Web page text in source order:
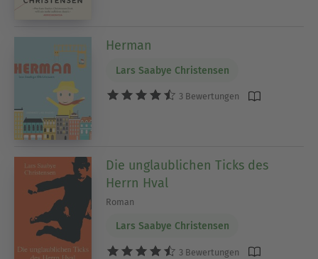
Herman
Lars Saabye Christensen
3 Bewertungen
Die unglaublichen Ticks des
Herrn Hval
Roman
Lars Saabye Christensen
3 Bewertungen